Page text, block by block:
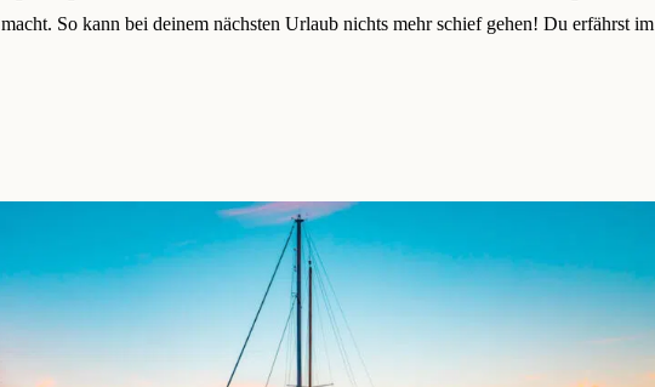
macht. So kann bei deinem nächsten Urlaub nichts mehr schief gehen! Du erfährst im